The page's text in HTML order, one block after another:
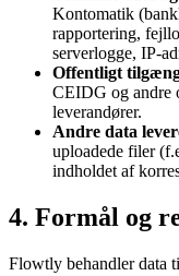
Kontomatik
rapportering,
serverlogge, IP-
Offentligt
CEIDG og andre
leverandører.
Andre data
uploadede filer
indholdet af
4. Formål og
Flowtly behandler data